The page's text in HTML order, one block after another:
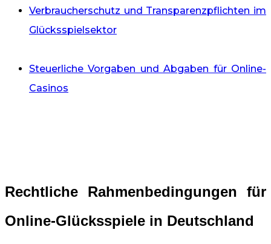
Verbraucherschutz und Transparenzpflichten im
Glücksspielsektor
Steuerliche Vorgaben und Abgaben für Online-
Casinos
Rechtliche Rahmenbedingungen für
Online-Glücksspiele in Deutschland